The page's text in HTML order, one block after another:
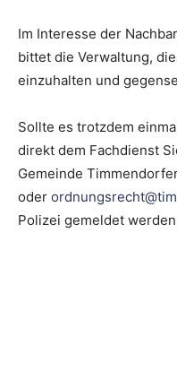
Im Interesse der
bittet die Verwaltung,
einzuhalten und
Sollte es trotzdem
direkt dem Fachdienst
Gemeinde
oder
Polizei gemeldet